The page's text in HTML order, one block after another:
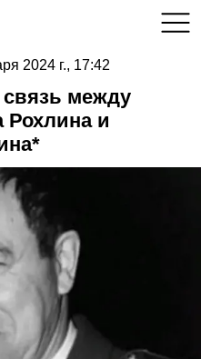
2024 г., 17:42
между
Рохлина и